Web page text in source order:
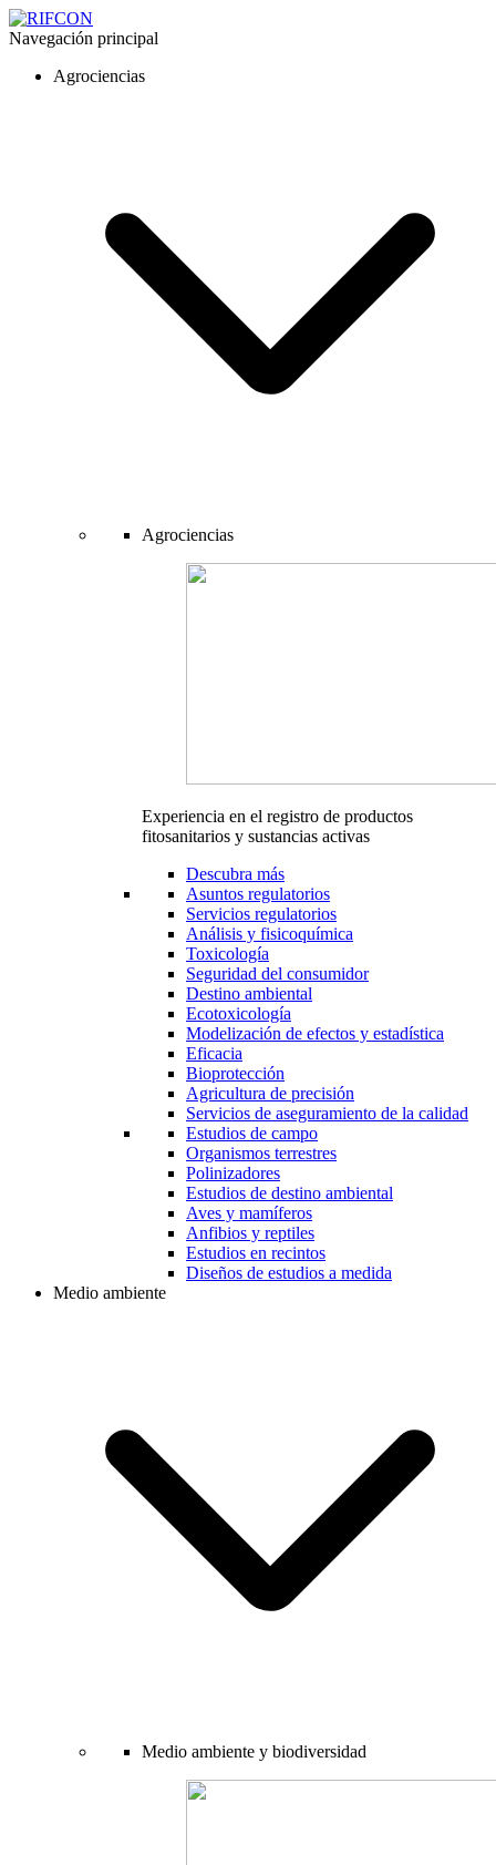
Navegación principal
Agrociencias
Agrociencias
Experiencia en el registro de productos
fitosanitarios y sustancias activas
Descubra más
Asuntos regulatorios
Servicios regulatorios
Análisis y fisicoquímica
Toxicología
Seguridad del consumidor
Destino ambiental
Ecotoxicología
Modelización de efectos y estadística
Eficacia
Bioprotección
Agricultura de precisión
Servicios de aseguramiento de la calidad
Estudios de campo
Organismos terrestres
Polinizadores
Estudios de destino ambiental
Aves y mamíferos
Anfibios y reptiles
Estudios en recintos
Diseños de estudios a medida
Medio ambiente
Medio ambiente y biodiversidad